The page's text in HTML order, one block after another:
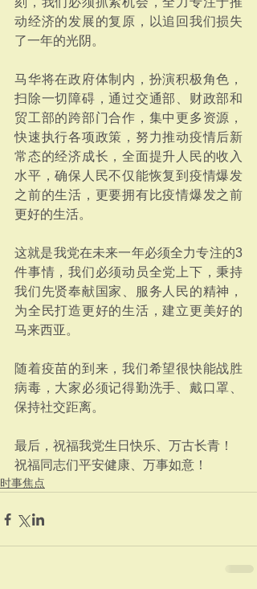
动经济的发展的复原，以追回我们损失
了一年的光阴。
马华将在政府体制内，扮演积极角色，
扫除一切障碍，通过交通部、财政部和
贸工部的跨部门合作，集中更多资源，
快速执行各项政策，努力推动疫情后新
常态的经济成长，全面提升人民的收入
水平，确保人民不仅能恢复到疫情爆发
之前的生活，更要拥有比疫情爆发之前
更好的生活。
这就是我党在未来一年必须全力专注的3
件事情，我们必须动员全党上下，秉持
我们先贤奉献国家、服务人民的精神，
为全民打造更好的生活，建立更美好的
马来西亚。
随着疫苗的到来，我们希望很快能战胜
病毒，大家必须记得勤洗手、戴口罩、
保持社交距离。
最后，祝福我党生日快乐、万古长青！
祝福同志们平安健康、万事如意！
时事焦点